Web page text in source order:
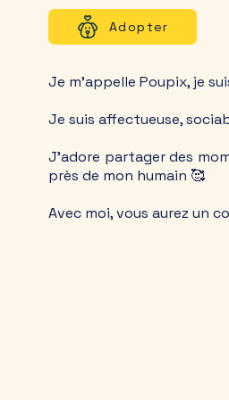
Adopter
Je m’appelle Poupix, je
Je suis affectueuse,
J’adore partager des
près de mon humain 🥰
Avec moi, vous aurez un